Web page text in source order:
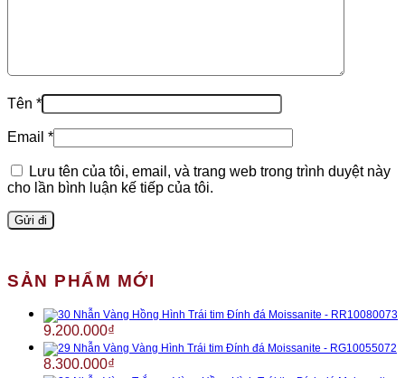
Tên *
Email *
Lưu tên của tôi, email, và trang web trong trình duyệt này
cho lần bình luận kế tiếp của tôi.
SẢN PHẨM MỚI
Nhẫn Vàng Hồng Hình Trái tim Đính đá Moissanite - RR10080073
9.200.000₫
Nhẫn Vàng Vàng Hình Trái tim Đính đá Moissanite - RG10055072
8.300.000₫